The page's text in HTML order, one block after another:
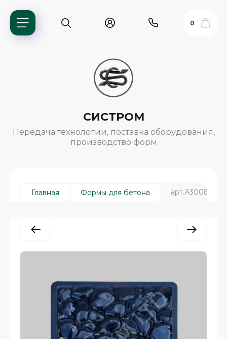
0
СИСТРОМ
Передача технологии, поставка оборудования,
производство форм
Главная Формы для бетона арт.А3008,